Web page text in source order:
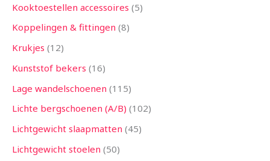
Kooktoestellen accessoires 5
Koppelingen & fittingen 8
Krukjes 12
Kunststof bekers 16
Lage wandelschoenen 115
Lichte bergschoenen (A/B) 102
Lichtgewicht slaapmatten 45
Lichtgewicht stoelen 50